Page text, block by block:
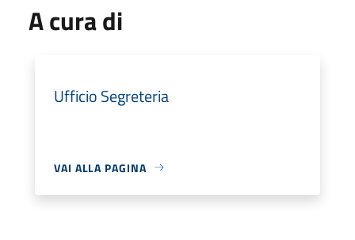
A cura di
Ufficio Segreteria
VAI ALLA PAGINA